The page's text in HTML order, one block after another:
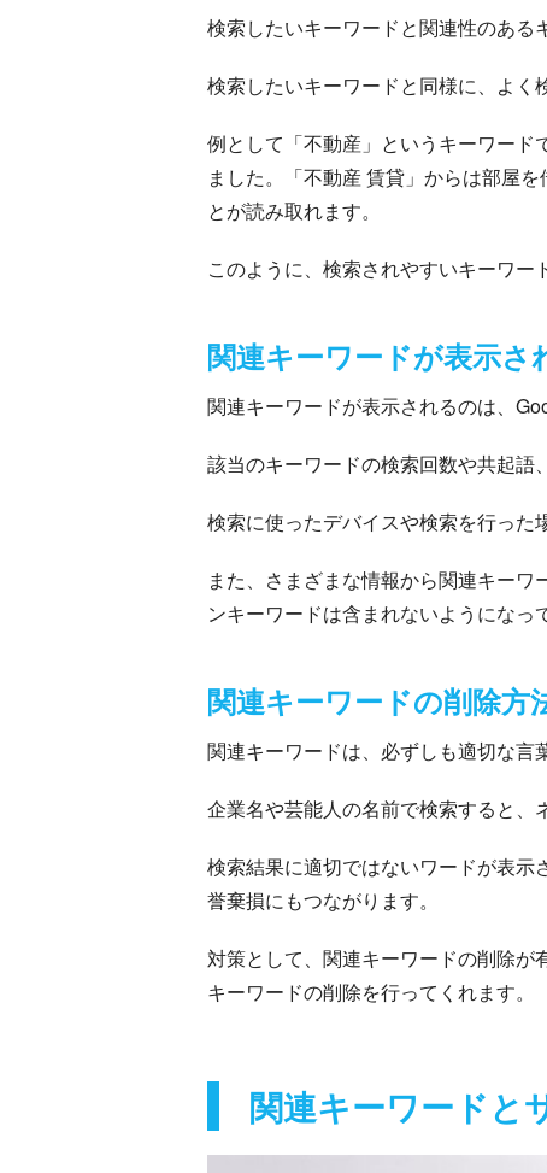
検索したいキーワードと関連性のある
検索したいキーワードと同様に、よく
例として「不動産」というキーワー
ました。「不動産 賃貸」からは部屋
とが読み取れます。
このように、検索されやすいキーワー
関連キーワードが表示さ
関連キーワードが表示されるのは、
該当のキーワードの検索回数や共起語
検索に使ったデバイスや検索を行った
また、さまざまな情報から関連キー
ンキーワードは含まれないようになっ
関連キーワードの削除方
関連キーワードは、必ずしも適切な言
企業名や芸能人の名前で検索すると、
検索結果に適切ではないワードが表示
誉棄損にもつながります。
対策として、関連キーワードの削除
キーワードの削除を行ってくれます。
関連キーワードと